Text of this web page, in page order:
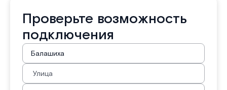
Проверьте возможность
подключения